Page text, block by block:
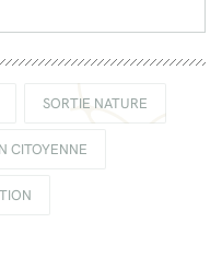
SORTIE NATURE
CITOYENNE